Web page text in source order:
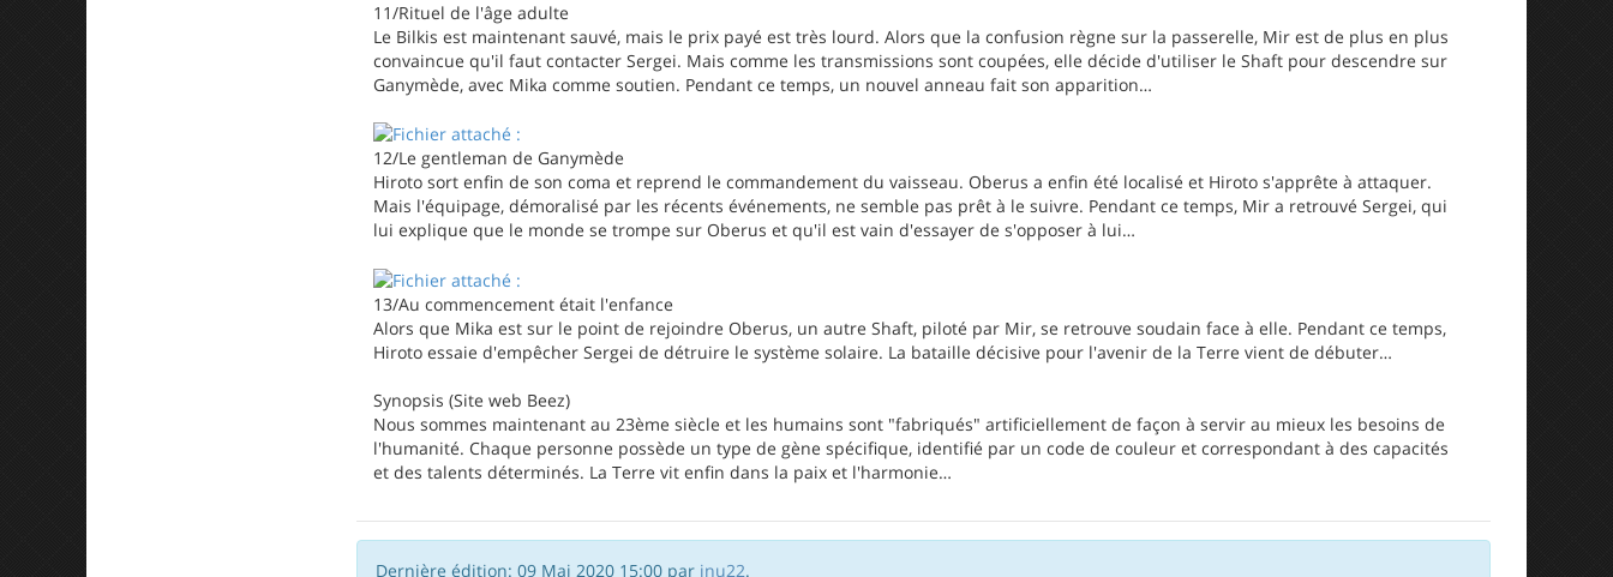
11/Rituel de l'âge adulte
Le Bilkis est maintenant sauvé, mais le prix payé est très lourd. Alors que la confusion règne sur la passerelle, Mir est de plus en plus
convaincue qu'il faut contacter Sergei. Mais comme les transmissions sont coupées, elle décide d'utiliser le Shaft pour descendre sur
Ganymède, avec Mika comme soutien. Pendant ce temps, un nouvel anneau fait son apparition…
12/Le gentleman de Ganymède
Hiroto sort enfin de son coma et reprend le commandement du vaisseau. Oberus a enfin été localisé et Hiroto s'apprête à attaquer.
Mais l'équipage, démoralisé par les récents événements, ne semble pas prêt à le suivre. Pendant ce temps, Mir a retrouvé Sergei, qui
lui explique que le monde se trompe sur Oberus et qu'il est vain d'essayer de s'opposer à lui…
13/Au commencement était l'enfance
Alors que Mika est sur le point de rejoindre Oberus, un autre Shaft, piloté par Mir, se retrouve soudain face à elle. Pendant ce temps,
Hiroto essaie d'empêcher Sergei de détruire le système solaire. La bataille décisive pour l'avenir de la Terre vient de débuter…
Synopsis (Site web Beez)
Nous sommes maintenant au 23ème siècle et les humains sont "fabriqués" artificiellement de façon à servir au mieux les besoins de
l'humanité. Chaque personne possède un type de gène spécifique, identifié par un code de couleur et correspondant à des capacités
et des talents déterminés. La Terre vit enfin dans la paix et l'harmonie…
Dernière édition: 09 Mai 2020 15:00 par inu22.